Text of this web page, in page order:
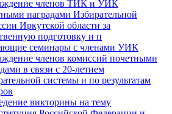
членов ТИК и УИК
наградами Избирательной
Иркутской области за
подготовку и п
семинары с членами УИК
членов комиссий почетными
в связи с 20-летием
системы и по результатам
викторины на тему